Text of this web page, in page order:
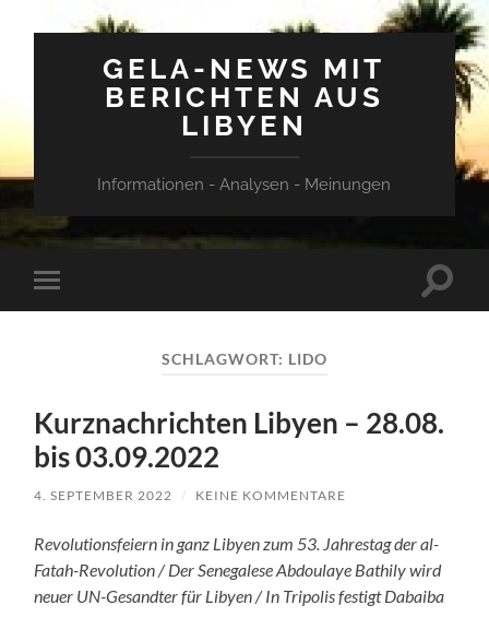
GELA-NEWS MIT
BERICHTEN AUS
LIBYEN
Informationen - Analysen - Meinungen
Mobile-
Menü
SCHLAGWORT: LIDO
Kurznachrichten Libyen – 28.08.
bis 03.09.2022
4. SEPTEMBER 2022 / KEINE KOMMENTARE
Revolutionsfeiern in ganz Libyen zum 53. Jahrestag der al-
Fatah-Revolution / Der Senegalese Abdoulaye Bathily wird
neuer UN-Gesandter für Libyen / In Tripolis festigt Dabaiba